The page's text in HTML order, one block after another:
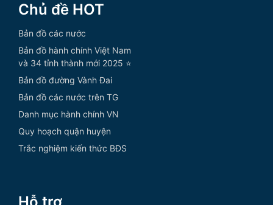
Chủ đề HOT
Bản đồ các nước
Bản đồ hành chính Việt Nam
và 34 tỉnh thành mới 2025 ⭐
Bản đồ đường Vành Đai
Bản đồ các nước trên TG
Danh mục hành chính VN
Quy hoạch quận huyện
Trắc nghiệm kiến thức BĐS